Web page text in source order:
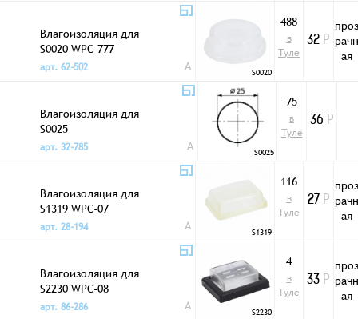
Влагоизоляция для
S0020 WPC-777
арт. 62-502
A S0020
488
в
Туле
32 Р
проз
рачн
ая
Влагоизоляция для
S0025
арт. 32-785
A S0025
75
в
Туле
36 Р
Влагоизоляция для
S1319 WPC-07
арт. 28-194
A S1319
116
в
Туле
27 Р
проз
рачн
ая
Влагоизоляция для
S2230 WPC-08
арт. 86-286
A S2230
4
в
Туле
33 Р
проз
рачн
ая